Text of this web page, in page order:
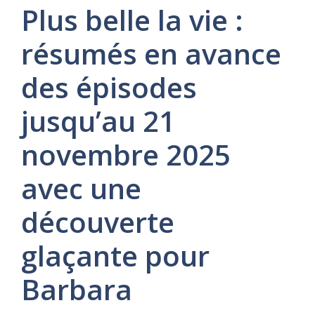
Plus belle la vie :
résumés en avance
des épisodes
jusqu’au 21
novembre 2025
avec une
découverte
glaçante pour
Barbara